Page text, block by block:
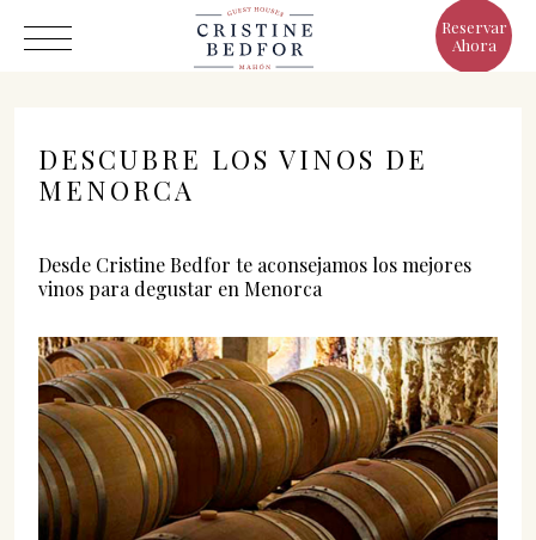
Reservar
Ahora
Habitaciones
Ventajas
El Mundo de Cristine
Galería
C/ Infanta, 19
DESCUBRE LOS VINOS DE
MENORCA
Desde Cristine Bedfor te aconsejamos los mejores
vinos para degustar en Menorca